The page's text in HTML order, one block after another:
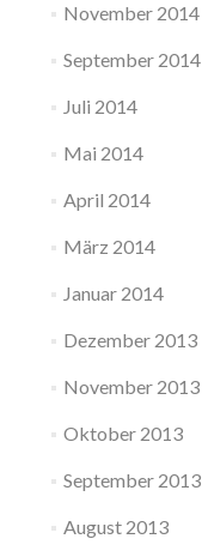
November 2014
September 2014
Juli 2014
Mai 2014
April 2014
März 2014
Januar 2014
Dezember 2013
November 2013
Oktober 2013
September 2013
August 2013